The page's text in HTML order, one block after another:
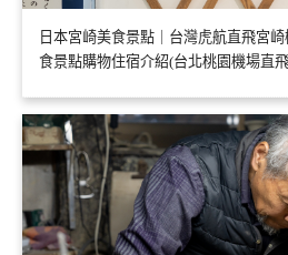
日本宮崎美食景點｜台灣虎航直飛宮
食景點購物住宿介紹(台北桃園機場直